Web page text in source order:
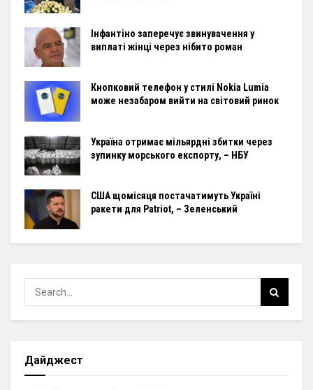
Інфантіно заперечує звинувачення у
виплаті жінці через нібито роман
Кнопковий телефон у стилі Nokia Lumia
може незабаром вийти на світовий ринок
Україна отримає мільярдні збитки через
зупинку морського експорту, – НБУ
США щомісяця постачатимуть Україні
ракети для Patriot, – Зеленський
Дайджест